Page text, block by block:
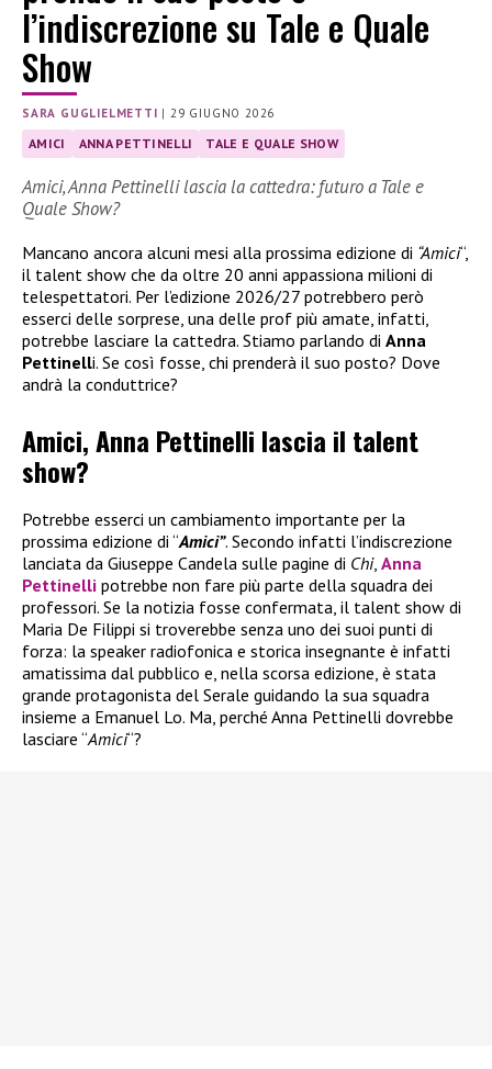
l’indiscrezione su Tale e Quale
Show
SARA GUGLIELMETTI | 29 GIUGNO 2026
AMICI ANNA PETTINELLI TALE E QUALE SHOW
Amici, Anna Pettinelli lascia la cattedra: futuro a Tale e
Quale Show?
Mancano ancora alcuni mesi alla prossima edizione di “Amici“,
il talent show che da oltre 20 anni appassiona milioni di
telespettatori. Per l’edizione 2026/27 potrebbero però
esserci delle sorprese, una delle prof più amate, infatti,
potrebbe lasciare la cattedra. Stiamo parlando di Anna
Pettinelli. Se così fosse, chi prenderà il suo posto? Dove
andrà la conduttrice?
Amici, Anna Pettinelli lascia il talent
show?
Potrebbe esserci un cambiamento importante per la
prossima edizione di “Amici”. Secondo infatti l’indiscrezione
lanciata da Giuseppe Candela sulle pagine di Chi, Anna
Pettinelli potrebbe non fare più parte della squadra dei
professori. Se la notizia fosse confermata, il talent show di
Maria De Filippi si troverebbe senza uno dei suoi punti di
forza: la speaker radiofonica e storica insegnante è infatti
amatissima dal pubblico e, nella scorsa edizione, è stata
grande protagonista del Serale guidando la sua squadra
insieme a Emanuel Lo. Ma, perché Anna Pettinelli dovrebbe
lasciare “Amici“?